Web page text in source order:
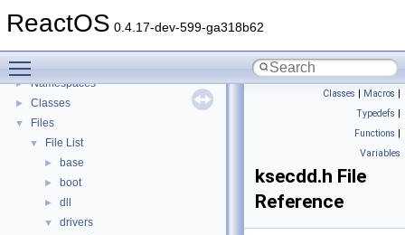
ReactOS 0.4.17-dev-599-ga318b62
Todo List
►
► Namespaces
► Classes
▼ Files
▼ File List
► base
► boot
► dll
▼ drivers
Classes | Macros |
Typedefs |
Functions |
Variables
ksecdd.h File
Reference